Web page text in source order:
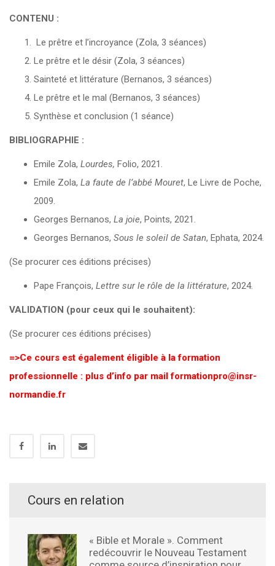
CONTENU :
Le prêtre et l’incroyance (Zola, 3 séances)
Le prêtre et le désir (Zola, 3 séances)
Sainteté et littérature (Bernanos, 3 séances)
Le prêtre et le mal (Bernanos, 3 séances)
Synthèse et conclusion (1 séance)
BIBLIOGRAPHIE :
Emile Zola, Lourdes, Folio, 2021.
Emile Zola, La faute de l’abbé Mouret, Le Livre de Poche,
2009.
Georges Bernanos, La joie, Points, 2021.
Georges Bernanos, Sous le soleil de Satan, Ephata, 2024.
(Se procurer ces éditions précises)
Pape François, Lettre sur le rôle de la littérature, 2024.
VALIDATION (pour ceux qui le souhaitent):
(Se procurer ces éditions précises)
=>Ce cours est également éligible à la formation
professionnelle : plus d’info par mail formationpro@insr-
normandie.fr
Cours en relation
« Bible et Morale ». Comment
redécouvrir le Nouveau Testament